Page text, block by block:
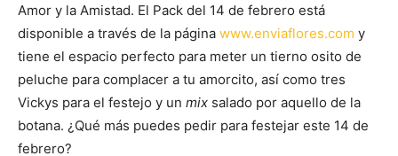
Amor y la Amistad. El Pack del 14 de febrero está
disponible a través de la página www.enviaflores.com y
tiene el espacio perfecto para meter un tierno osito de
peluche para complacer a tu amorcito, así como tres
Vickys para el festejo y un mix salado por aquello de la
botana. ¿Qué más puedes pedir para festejar este 14 de
febrero?